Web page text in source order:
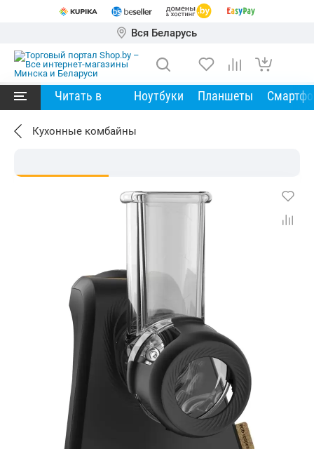
Вся Беларусь
Читать в Ноутбуки Планшеты
Кухонные комбайны